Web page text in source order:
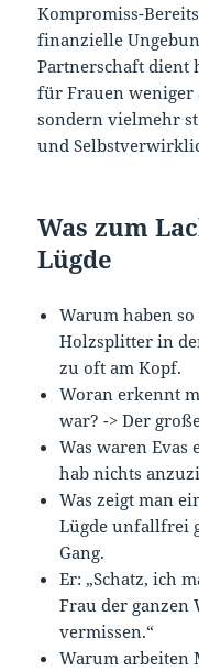
Kompromiss-
finanzielle
Partnerschaft dient
für Frauen weniger
sondern vielmehr
und
Was zum
Lügde
Warum haben
Holzsplitter in
zu oft am Kopf.
Woran erkennt
war? -> Der
Was waren Evas
hab nichts
Was zeigt man
Lügde unfallfrei
Gang.
Er: „Schatz, ich
Frau der ganzen
vermissen.“
Warum arbeiten